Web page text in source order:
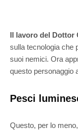
Il lavoro del Dottor
sulla tecnologia che
suoi nemici. Ora
questo personaggio
Pesci
Questo, per lo meno,